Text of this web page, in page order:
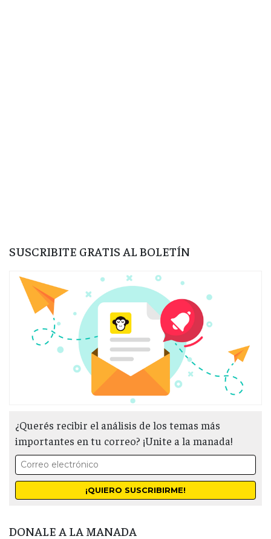
SUSCRIBITE GRATIS AL BOLETÍN
¿Querés recibir el análisis de los temas más
importantes en tu correo? ¡Unite a la manada!
DONALE A LA MANADA